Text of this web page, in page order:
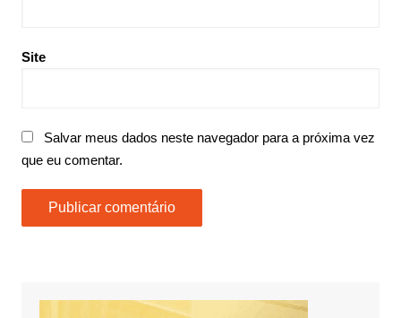
Site
Salvar meus dados neste navegador para a próxima vez
que eu comentar.